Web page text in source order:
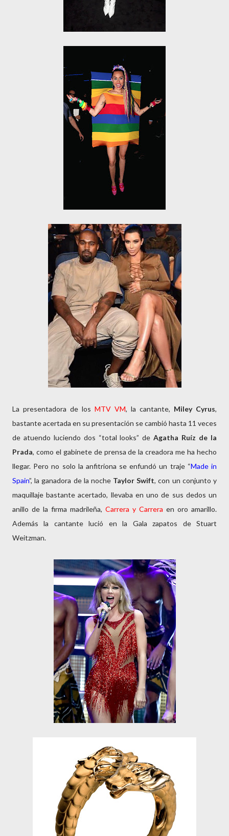
La presentadora de los MTV VM, la cantante, Miley Cyrus,
bastante acertada en su presentación se cambió hasta 11 veces
de atuendo luciendo dos “total looks” de Agatha Ruíz de la
Prada, como el gabinete de prensa de la creadora me ha hecho
llegar. Pero no solo la anfitriona se enfundó un traje “Made in
Spain”, la ganadora de la noche Taylor Swift, con un conjunto y
maquillaje bastante acertado, llevaba en uno de sus dedos un
anillo de la firma madrileña, Carrera y Carrera en oro amarillo.
Además la cantante lució en la Gala zapatos de Stuart
Weitzman.